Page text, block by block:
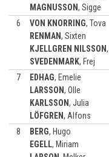
MAGNUSSON, Sigge
6 VON KNORRING, Tova
RENMAN, Sixten
KJELLGREN NILSSON,
SVEDENMARK, Frej
7 EDHAG, Emelie
LARSSON, Olle
KARLSSON, Julia
LÖFGREN, Alfons
8 BERG, Hugo
EGELL, Miriam